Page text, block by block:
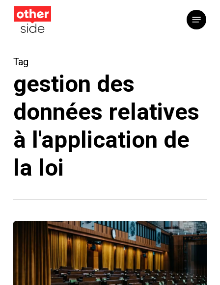
Skip
Menu
Tag
gestion des
données relatives
à l'application de
la loi